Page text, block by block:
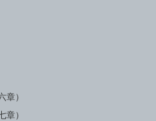
章）
章）